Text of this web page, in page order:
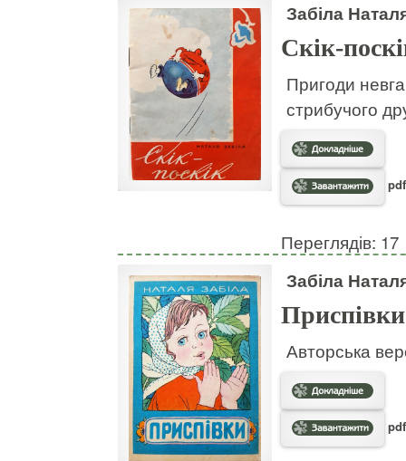
Забіла
Скік-
Пригоди
стрибучого
Переглядів: 17
Забіла
Приспівки
Авторська